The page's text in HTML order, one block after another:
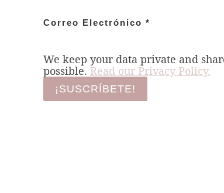
Correo Electrónico *
We keep your data private and
possible. Read our Privacy Policy.